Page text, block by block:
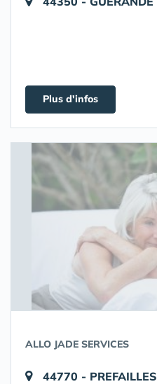
Plus d'infos
ALLO JADE SERVICES
44770 - PREFAILLES